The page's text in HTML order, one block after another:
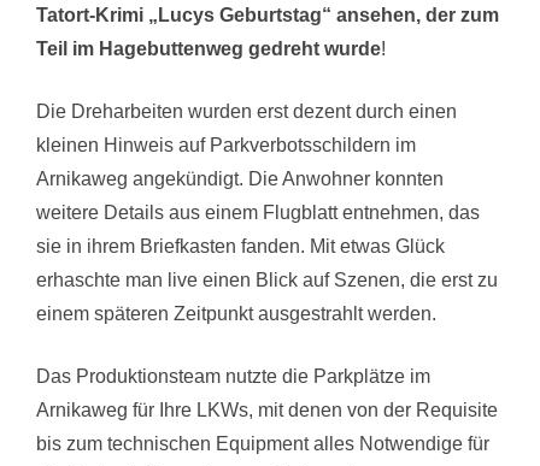
Tatort-Krimi „Lucys Geburtstag“ ansehen, der zum
Teil im Hagebuttenweg gedreht wurde!
Die Dreharbeiten wurden erst dezent durch einen
kleinen Hinweis auf Parkverbotsschildern im
Arnikaweg angekündigt. Die Anwohner konnten
weitere Details aus einem Flugblatt entnehmen, das
sie in ihrem Briefkasten fanden. Mit etwas Glück
erhaschte man live einen Blick auf Szenen, die erst zu
einem späteren Zeitpunkt ausgestrahlt werden.
Das Produktionsteam nutzte die Parkplätze im
Arnikaweg für Ihre LKWs, mit denen von der Requisite
bis zum technischen Equipment alles Notwendige für